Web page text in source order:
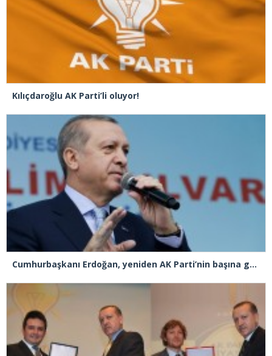
Kılıçdaroğlu AK Parti’li oluyor!
Cumhurbaşkanı Erdoğan, yeniden AK Parti’nin başına geçiyor!